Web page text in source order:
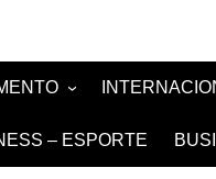
NOTÍCIA
DESIGN
– ESPORTE